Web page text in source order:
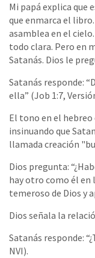
Mi papá explica que
que enmarca el
asamblea en el
todo clara. Pero en
Satanás. Dios le
Satanás responde:
ella” (Job 1:7,
El tono en el
insinuando que
llamada creación
Dios pregunta:
hay otro como él
temeroso de Dios y
Dios señala la
Satanás responde:
NVI).